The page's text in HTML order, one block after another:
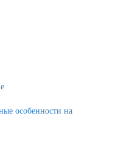
особенности на